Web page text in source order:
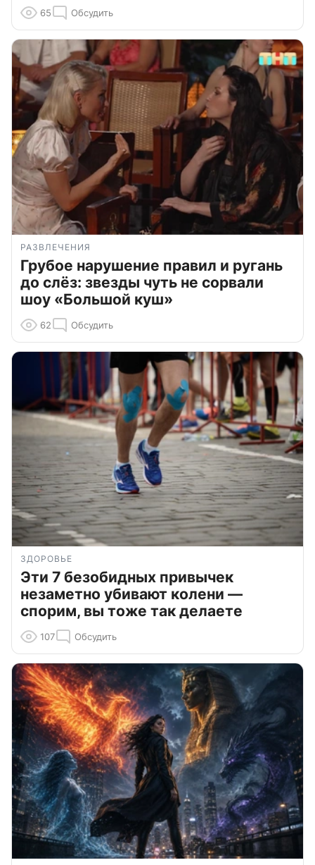
65 Обсудить
РАЗВЛЕЧЕНИЯ
Грубое нарушение правил и ругань
до слёз: звезды чуть не сорвали
шоу «Большой куш»
62 Обсудить
ЗДОРОВЬЕ
Эти 7 безобидных привычек
незаметно убивают колени —
спорим, вы тоже так делаете
107 Обсудить